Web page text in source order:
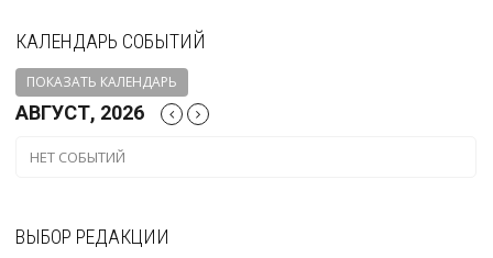
КАЛЕНДАРЬ СОБЫТИЙ
ПОКАЗАТЬ КАЛЕНДАРЬ
АВГУСТ, 2026
НЕТ СОБЫТИЙ
ВЫБОР РЕДАКЦИИ